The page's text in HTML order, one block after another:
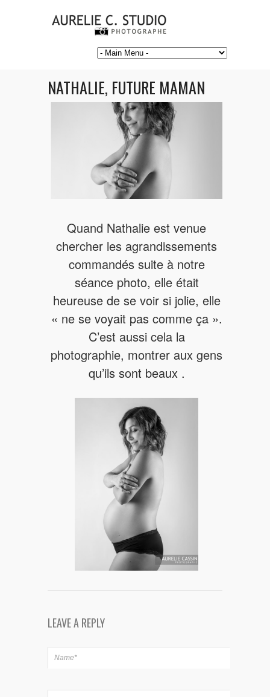
NATHALIE, FUTURE MAMAN
Quand Nathalie est venue
chercher les agrandissements
commandés suite à notre
séance photo, elle était
heureuse de se voir si jolie, elle
« ne se voyait pas comme ça ».
C’est aussi cela la
photographie, montrer aux gens
qu’ils sont beaux .
LEAVE A REPLY